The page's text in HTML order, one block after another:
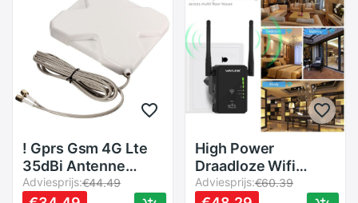
! Gprs Gsm 4G Lte
35dBi Antenne
Booster Signaal
Adviesprijs:€44.49
High Power
Draadloze Wifi
Repeater Router
Adviesprijs:€60.39